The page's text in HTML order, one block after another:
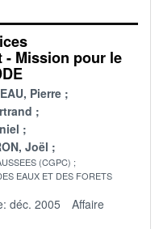
- Mission pour le
Pierre
Joël
(CGPC)
EAUX ET DES FORETS
déc. 2005
Affaire